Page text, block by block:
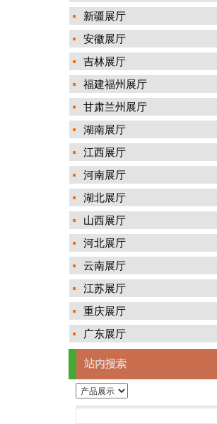
新疆展厅
安徽展厅
吉林展厅
福建福州展厅
甘肃兰州展厅
湖南展厅
江西展厅
河南展厅
湖北展厅
山西展厅
河北展厅
云南展厅
江苏展厅
重庆展厅
广东展厅